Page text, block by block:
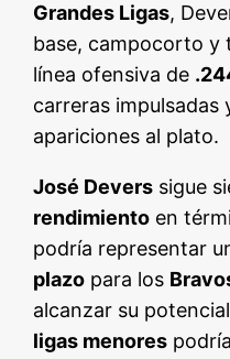
Grandes Ligas,
base, campocorto y
línea ofensiva de
carreras impulsadas
apariciones al plato.
José Devers sigue
rendimiento en
podría representar
plazo para los
alcanzar su
ligas menores